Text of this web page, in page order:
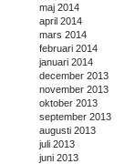
maj 2014
april 2014
mars 2014
februari 2014
januari 2014
december 2013
november 2013
oktober 2013
september 2013
augusti 2013
juli 2013
juni 2013